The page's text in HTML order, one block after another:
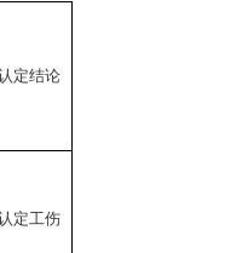
定结论
定工伤